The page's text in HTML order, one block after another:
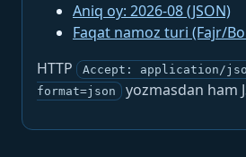
Aniq oy: 2026-08 (JSON)
Faqat namoz turi (Fajr/
HTTP
Accept: application/
format=json
yozmasdan ham